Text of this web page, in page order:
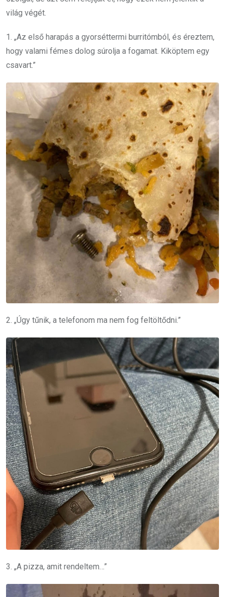
világ végét.
1. „Az első harapás a gyorséttermi burritómból, és éreztem,
hogy valami fémes dolog súrolja a fogamat. Kiköptem egy
csavart.”
2. „Úgy tűnik, a telefonom ma nem fog feltöltődni.”
3. „A pizza, amit rendeltem…”